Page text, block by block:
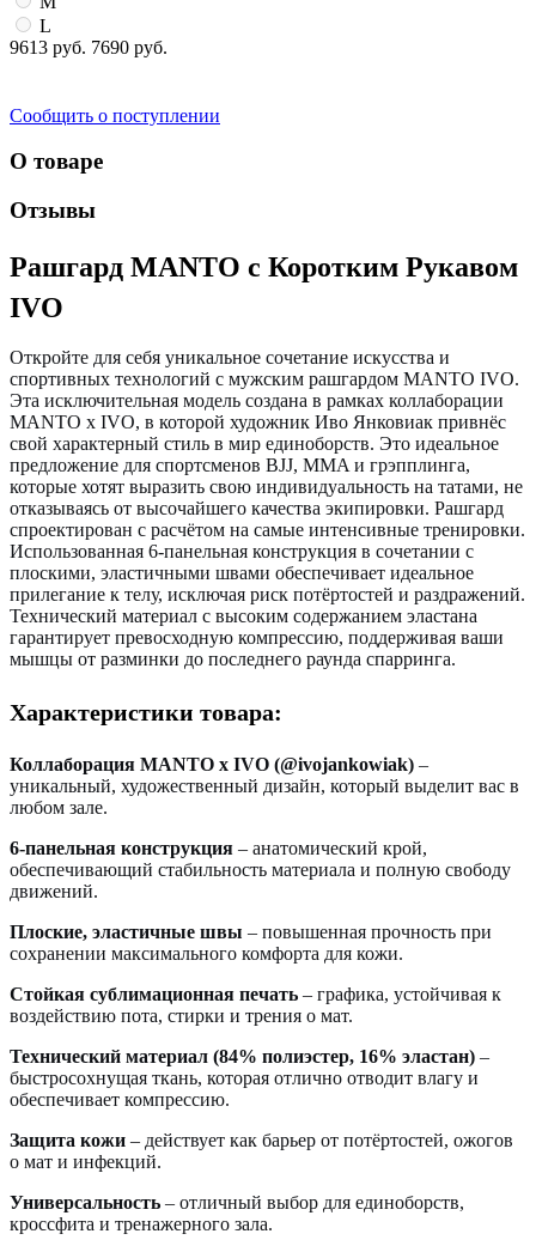
L
9613 руб. 7690 руб.
Сообщить о поступлении
О товаре
Отзывы
Рашгард MANTO с Коротким Рукавом
IVO
Откройте для себя уникальное сочетание искусства и
спортивных технологий с мужским рашгардом MANTO IVO.
Эта исключительная модель создана в рамках коллаборации
MANTO x IVO, в которой художник Иво Янковиак привнёс
свой характерный стиль в мир единоборств. Это идеальное
предложение для спортсменов BJJ, MMA и грэпплинга,
которые хотят выразить свою индивидуальность на татами, не
отказываясь от высочайшего качества экипировки. Рашгард
спроектирован с расчётом на самые интенсивные тренировки.
Использованная 6-панельная конструкция в сочетании с
плоскими, эластичными швами обеспечивает идеальное
прилегание к телу, исключая риск потёртостей и раздражений.
Технический материал с высоким содержанием эластана
гарантирует превосходную компрессию, поддерживая ваши
мышцы от разминки до последнего раунда спарринга.
Характеристики товара:
Коллаборация MANTO x IVO (@ivojankowiak) –
уникальный, художественный дизайн, который выделит вас в
любом зале.
6-панельная конструкция – анатомический крой,
обеспечивающий стабильность материала и полную свободу
движений.
Плоские, эластичные швы – повышенная прочность при
сохранении максимального комфорта для кожи.
Стойкая сублимационная печать – графика, устойчивая к
воздействию пота, стирки и трения о мат.
Технический материал (84% полиэстер, 16% эластан) –
быстросохнущая ткань, которая отлично отводит влагу и
обеспечивает компрессию.
Защита кожи – действует как барьер от потёртостей, ожогов
о мат и инфекций.
Универсальность – отличный выбор для единоборств,
кроссфита и тренажерного зала.